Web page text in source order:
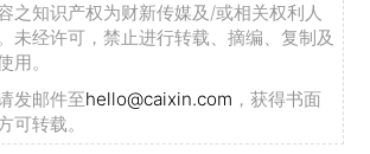
之知识产权为财新传媒及/或相关权利人
未经许可，禁止进行转载、摘编、复制及
用。
发邮件至hello@caixin.com ，获得书面
可转载。